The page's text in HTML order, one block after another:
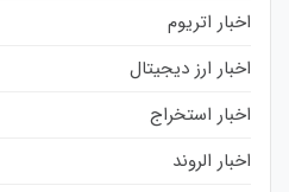
اخبار اتریوم
اخبار ارز دیجیتال
اخبار استخراج
اخبار الروند